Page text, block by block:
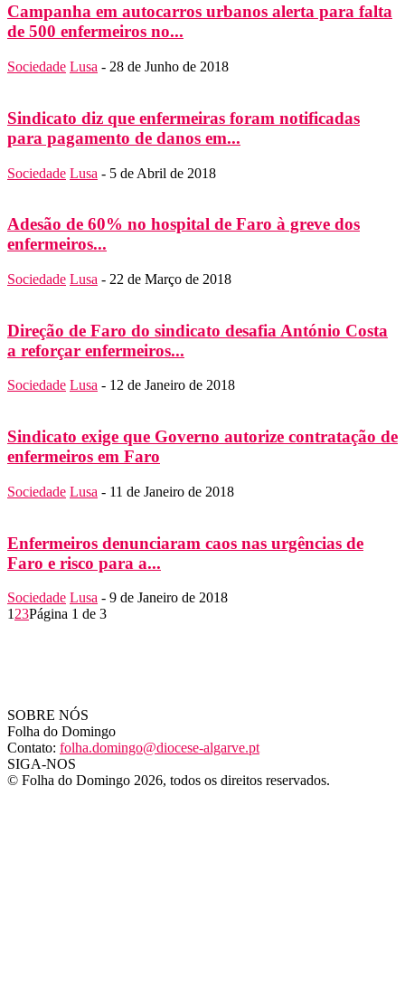
Campanha em autocarros urbanos alerta para falta
de 500 enfermeiros no...
Sociedade Lusa - 28 de Junho de 2018
Sindicato diz que enfermeiras foram notificadas
para pagamento de danos em...
Sociedade Lusa - 5 de Abril de 2018
Adesão de 60% no hospital de Faro à greve dos
enfermeiros...
Sociedade Lusa - 22 de Março de 2018
Direção de Faro do sindicato desafia António Costa
a reforçar enfermeiros...
Sociedade Lusa - 12 de Janeiro de 2018
Sindicato exige que Governo autorize contratação de
enfermeiros em Faro
Sociedade Lusa - 11 de Janeiro de 2018
Enfermeiros denunciaram caos nas urgências de
Faro e risco para a...
Sociedade Lusa - 9 de Janeiro de 2018
1 23Página 1 de 3
SOBRE NÓS
Folha do Domingo
Contato: folha.domingo@diocese-algarve.pt
SIGA-NOS
© Folha do Domingo 2026, todos os direitos reservados.